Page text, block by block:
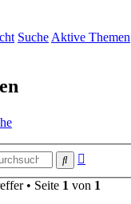
SucheAktive Themen
Suche
• Seite 1 von 1